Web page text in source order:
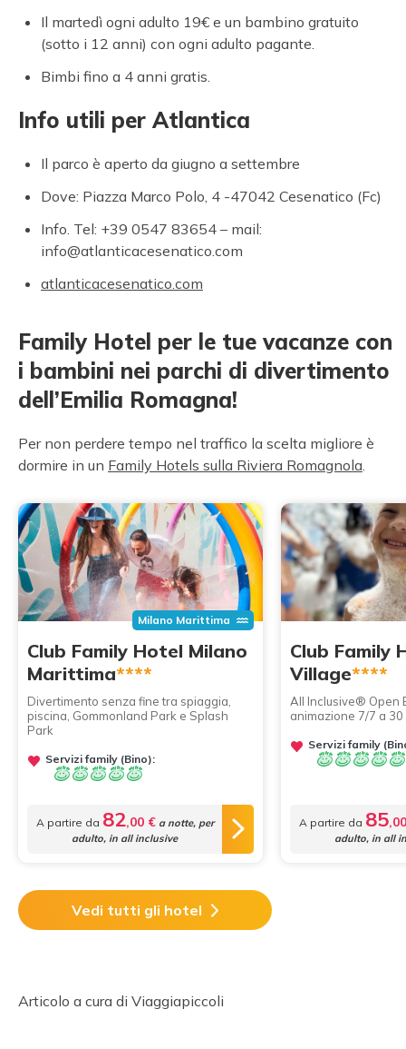
Il martedì ogni adulto 19€ e un bambino gratuito
(sotto i 12 anni) con ogni adulto pagante.
Bimbi fino a 4 anni gratis.
Info utili per Atlantica
Il parco è aperto da giugno a settembre
Dove: Piazza Marco Polo, 4 -47042 Cesenatico (Fc)
Info. Tel: +39 0547 83654 – mail:
info@atlanticacesenatico.com
atlanticacesenatico.com
Family Hotel per le tue vacanze con
i bambini nei parchi di divertimento
dell’Emilia Romagna!
Per non perdere tempo nel traffico la scelta migliore è
dormire in un Family Hotels sulla Riviera Romagnola.
Milano Marittima
Club Family Hotel Milano
Marittima****
Divertimento senza fine tra spiaggia,
piscina, Gommonland Park e Splash
Park
Servizi family (Bino):
A partire da 82,00 €a notte, per
adulto, in all inclusive
Club Family
Village****
All Inclusive® Open
animazione 7/7 a
Servizi family
A partire da 85
adulto, in all
Vedi tutti gli hotel
Articolo a cura di Viaggiapiccoli